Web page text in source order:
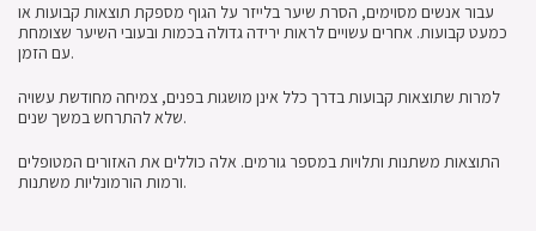
עבור אנשים מסוימים, הסרת שיער בלייזר על הגוף מספקת תוצאות קבועות או
כמעט קבועות. אחרים עשויים לראות ירידה גדולה בכמות ובעובי השיער שצומחת
עם הזמן.
למרות שתוצאות קבועות בדרך כלל אינן מושגות בפנים, צמיחה מחודשת עשויה
שלא להתרחש במשך שנים.
התוצאות משתנות ותלויות במספר גורמים. אלה כוללים את האזורים המטופלים
ורמות הורמונליות משתנות.